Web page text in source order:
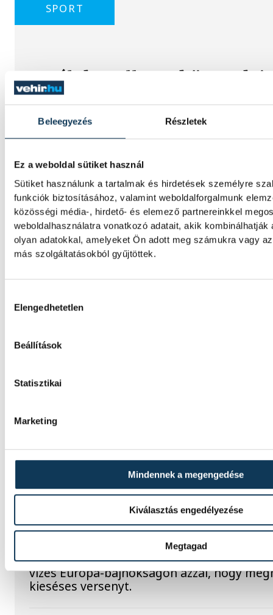
Beleegyezés Részletek
Ez a weboldal sütiket használ
Sütiket használunk a tartalmak és hirdetések személyre
funkciók biztosításához, valamint weboldalforgalmunk
közösségi média-, hirdető- és elemező partnereinkkel
weboldalhasználatra vonatkozó adatait, akik kombinálhatják
olyan adatokkal, amelyeket Ön adott meg számukra vagy
más szolgáltatásokból gyűjtöttek.
Elengedhetetlen
Beállítások
Statisztikai
Marketing
Mindennek a megengedése
Kiválasztás engedélyezése
Megtagad
SPORT
A gólok mellett a könnyek
potyogtak – Gasper Marguc
elköszönt Veszprémtől
láthatott a veszprémi közönség péntek
Veszprém idénybeli első hazai
nyert a szlovén RK Celje ellen, az est
Marguc búcsúja miatt marad örökre
szlovén közönségkedvenc utoljára öltötte
bakonyiak 24-es mezét, amelyet a klub
visszavonultatott.
célkitűzés a Bajnokok
délutáni szezonnyitó sajtótájékoztatóján
döntőjébe jutás is egyértelmű célkitűzés.
Betlehem Dávid: szeretem,
csinálok
Betlehem Dávid azt mondta, kiváló
a sikere kulcsának pedig azt tartja, hogy
csinál. Az olimpiai bronzérmes nyíltvízi
küldöttség első aranyérmét szerezte
vizes Európa-bajnokságon azzal, hogy
kieséses versenyt.